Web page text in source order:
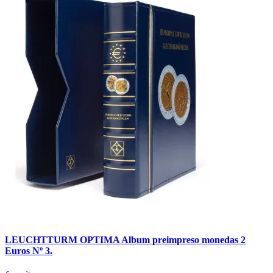
LEUCHTTURM OPTIMA Album preimpreso monedas 2
Euros Nº 3.